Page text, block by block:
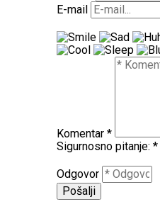
E-mail
Komentar *
Sigurnosno pitanje: *
Odgovor